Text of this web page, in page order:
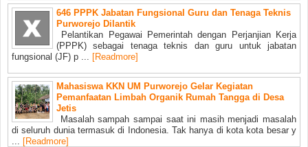
646 PPPK Jabatan Fungsional Guru dan Tenaga Teknis
Purworejo Dilantik
Pelantikan Pegawai Pemerintah dengan Perjanjian Kerja
(PPPK) sebagai tenaga teknis dan guru untuk jabatan
fungsional (JF) p ... [Readmore]
Mahasiswa KKN UM Purworejo Gelar Kegiatan
Pemanfaatan Limbah Organik Rumah Tangga di Desa
Jetis
Masalah sampah sampai saat ini masih menjadi masalah
di seluruh dunia termasuk di Indonesia. Tak hanya di kota kota besar y
... [Readmore]